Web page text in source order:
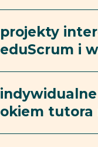
projekty
eduScrum i
okiem tutora